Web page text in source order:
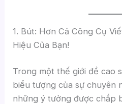
1. Bút: Hơn Cả Công Cụ
Hiệu Của Bạn!
Trong một thế giới đề cao
biểu tượng của sự chuyên
những ý tưởng được chắp